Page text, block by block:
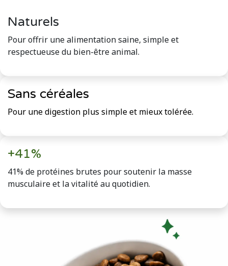
Naturels
Pour offrir une alimentation saine, simple et
respectueuse du bien-être animal.
Sans céréales
Pour une digestion plus simple et mieux tolérée.
+41%
41% de protéines brutes pour soutenir la masse
musculaire et la vitalité au quotidien.